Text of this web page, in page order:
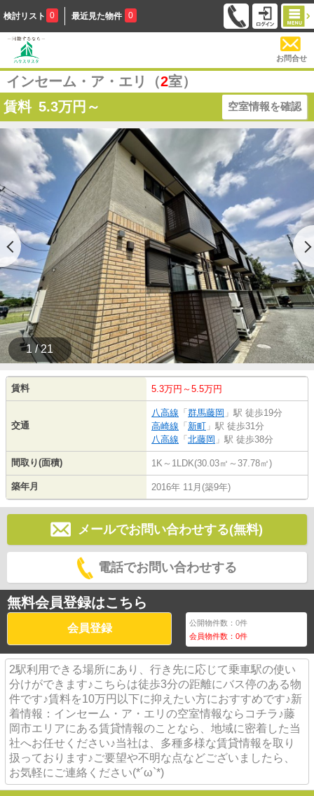
検討リスト 0 最近見た物件 0
お問合せ
インセーム・ア・エリ（2室）
賃料 5.3万円～ 空室情報を確認
1 / 21
賃料 5.3万円～5.5万円
交通
八高線 「 群馬藤岡 」駅 徒歩19分
高崎線 「 新町 」駅 徒歩31分
八高線 「 北藤岡 」駅 徒歩38分
間取り(面積) 1K～1LDK(30.03㎡～37.78㎡)
築年月 2016年 11月(築9年)
メールでお問い合わせする(無料)
電話でお問い合わせする
無料会員登録はこちら
会員登録 公開物件数：0件
会員物件数：0件
2駅利用できる場所にあり、行き先に応じて乗車駅の使い
分けができます♪こちらは徒歩3分の距離にバス停のある物
件です♪賃料を10万円以下に抑えたい方におすすめです♪新
着情報：インセーム・ア・エリの空室情報ならコチラ♪藤
岡市エリアにある賃貸情報のことなら、地域に密着した当
社へお任せください♪当社は、多種多様な賃貸情報を取り
扱っております♪ご要望や不明な点などございましたら、
お気軽にご連絡ください(*´ω`*)